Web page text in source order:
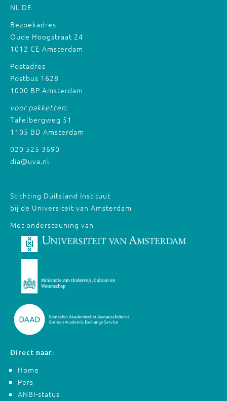
NL DE
Bezoekadres
Oude Hoogstraat 24
1012 CE Amsterdam
Postadres
Postbus 1628
1000 BP Amsterdam
voor pakketten:
Tafelbergweg 51
1105 BD Amsterdam
020 525 3690
dia@uva.nl
Stichting Duitsland Instituut
bij de Universiteit van Amsterdam
Met ondersteuning van
Direct naar:
Home
Pers
ANBI-status